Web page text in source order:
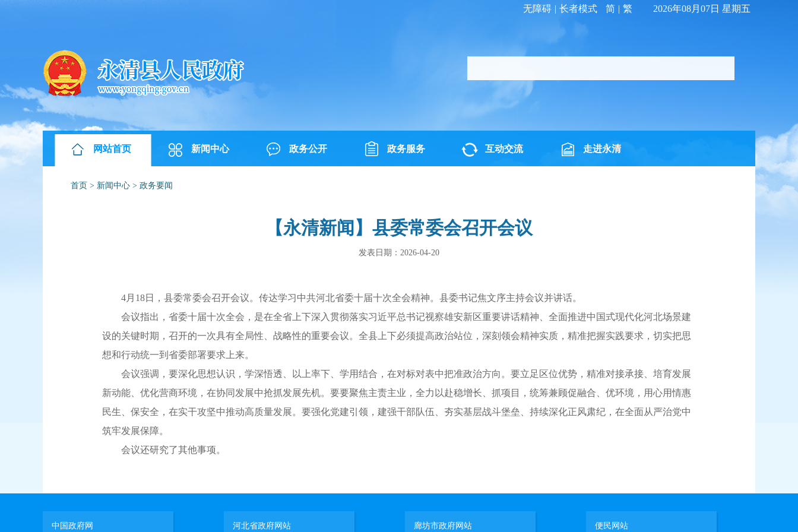
无障碍 | 长者模式 简 | 繁 2026年08月07日 星期五
网站首页 新闻中心 政务公开 政务服务 互动交流 走进永清
首页 > 新闻中心 > 政务要闻
【永清新闻】县委常委会召开会议
发表日期：2026-04-20
4月18日，县委常委会召开会议。传达学习中共河北省委十届十次全会精神。县委书记焦文序主持会议并讲话。
会议指出，省委十届十次全会，是在全省上下深入贯彻落实习近平总书记视察雄安新区重要讲话精神、全面推进中国式现代化河北场景建
设的关键时期，召开的一次具有全局性、战略性的重要会议。全县上下必须提高政治站位，深刻领会精神实质，精准把握实践要求，切实把思
想和行动统一到省委部署要求上来。
会议强调，要深化思想认识，学深悟透、以上率下、学用结合，在对标对表中把准政治方向。要立足区位优势，精准对接承接、培育发展
新动能、优化营商环境，在协同发展中抢抓发展先机。要要聚焦主责主业，全力以赴稳增长、抓项目，统筹兼顾促融合、优环境，用心用情惠
民生、保安全，在实干攻坚中推动高质量发展。要强化党建引领，建强干部队伍、夯实基层战斗堡垒、持续深化正风肃纪，在全面从严治党中
筑牢发展保障。
会议还研究了其他事项。
中国政府网 河北省政府网站 廊坊市政府网站 便民网站